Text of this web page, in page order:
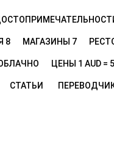
8 МАГАЗИНЫ 7
ОБЛАЧНО ЦЕНЫ 1 AUD =
СТАТЬИ